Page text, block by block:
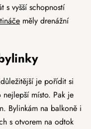
s vyšší schopností
měly drenážní
je pořídit si
místo. Pak je
Bylinkám na balkoně i
s otvorem na odtok